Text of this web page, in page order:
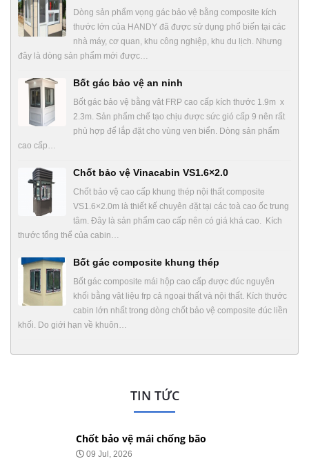
Dòng sản phẩm vọng gác bảo vệ bằng composite kích
thước lớn của HANDY đã được sử dụng phổ biến tại các
nhà máy, cơ quan, khu công nghiệp, khu du lịch. Nhưng
đây là dòng sản phẩm mới được…
Bốt gác bảo vệ an ninh
Bốt gác bảo vệ bằng vật FRP cao cấp kích thước 1.9m x
2.3m. Sản phẩm chế tạo chịu được sức gió cấp 9 nên rất
phù hợp để lắp đặt cho vùng ven biển. Dòng sản phẩm
cao cấp…
Chốt bảo vệ Vinacabin VS1.6×2.0
Chốt bảo vệ cao cấp khung thép nội thất composite
VS1.6×2.0m là thiết kế chuyên đặt tại các toà cao ốc trung
tâm. Đây là sản phẩm cao cấp nên có giá khá cao. Kích
thước tổng thể của cabin…
Bốt gác composite khung thép
Bốt gác composite mái hộp cao cấp được đúc nguyên
khối bằng vật liệu frp cả ngoại thất và nội thất. Kích thước
cabin lớn nhất trong dòng chốt bảo vệ composite đúc liền
khối. Do giới hạn về khuôn…
TIN TỨC
Chốt bảo vệ mái chống bão
09 Jul, 2026